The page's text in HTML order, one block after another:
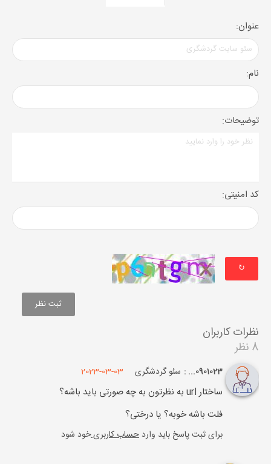
عنوان:
نام:
توضیحات:
کد امنیتی:
↻
نظرات کاربران
8 نظر
0901023... : سئو گردشگری 2023-03-03
ساختار url به نظرتون به چه صورتی باید باشه؟
فلت باشه خوبه؟ یا درختی؟
برای ثبت پاسخ باید وارد حساب کاربریخود شود